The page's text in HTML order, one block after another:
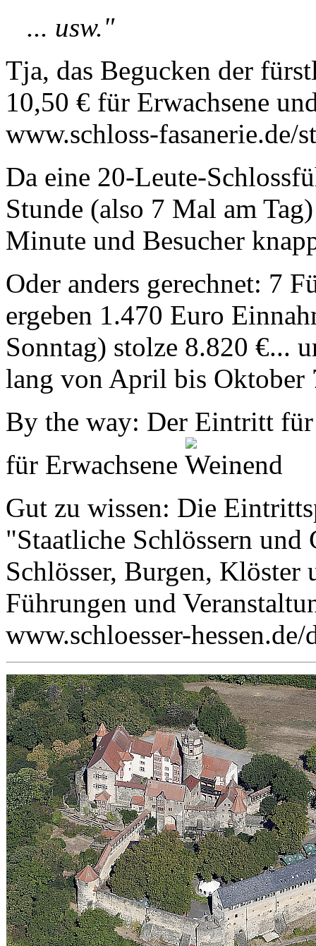
... usw."
Tja, das Begucken der
10,50 € für Erwachsene
www.schloss-fasanerie.de/
Da eine 20-Leute-
Stunde (also 7 Mal am
Minute und Besucher
Oder anders gerechnet: 7
ergeben 1.470 Euro
Sonntag) stolze 8.820 €...
lang von April bis
By the way: Der Eintritt
für Erwachsene
.
Gut zu wissen: Die
"Staatliche Schlössern
Schlösser, Burgen, Klöster
Führungen und
www.schloesser-hessen.de/